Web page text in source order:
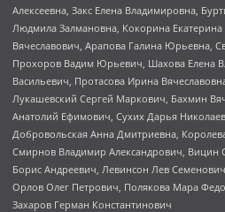
Алексеевна, Закс Елена Владимировна,
Людмила Залмановна, Кокорина
Вячеславович, Арапова Галина Юрьевна,
Прохоров Вадим Юрьевич, Шахова Елена
Васильевич, Протасова Ирина
Лукашевский Сергей Маркович, Бахмин
Анатолий Ефимович, Сухих Дарья
Добровольская Анна Дмитриевна,
Смирнов Владимир Александрович, Вицин
Борис Андреевич, Левинсон Лев
Орлов Олег Петрович, Полякова Мара
Захаров Герман Константинович